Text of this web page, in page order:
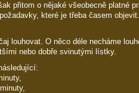
přitom o nějaké všeobecně platné
které je třeba časem objevit.
louhovat. O něco déle necháme
nebo dobře svinutými lístky.